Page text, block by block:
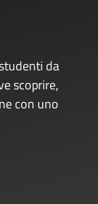
da
scoprire,
con uno